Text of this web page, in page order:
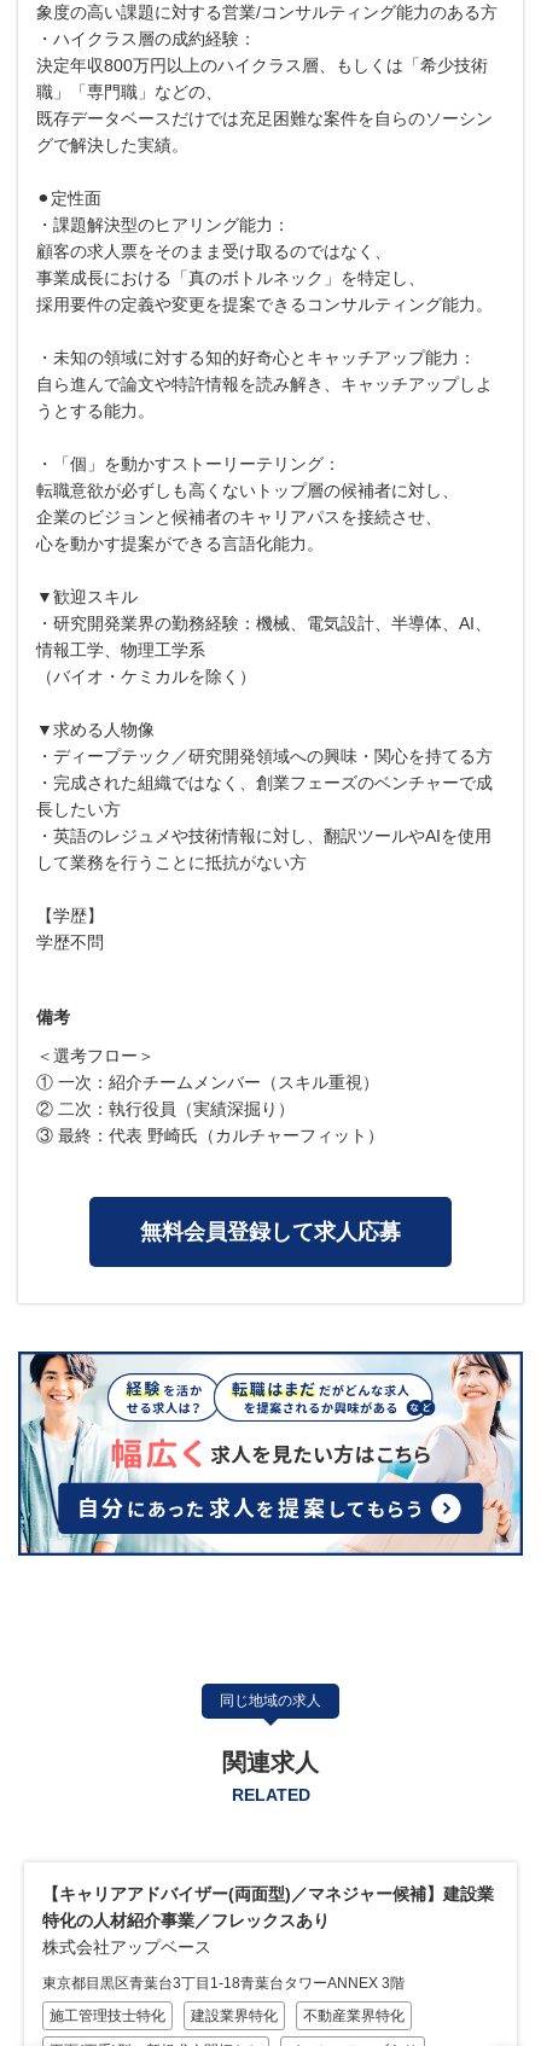
象度の高い課題に対する営業/コンサルティング能力のある方
・ハイクラス層の成約経験：
決定年収800万円以上のハイクラス層、もしくは「希少技術
職」「専門職」などの、
既存データベースだけでは充足困難な案件を自らのソーシン
グで解決した実績。
⚫︎定性面
・課題解決型のヒアリング能力：
顧客の求人票をそのまま受け取るのではなく、
事業成長における「真のボトルネック」を特定し、
採用要件の定義や変更を提案できるコンサルティング能力。
・未知の領域に対する知的好奇心とキャッチアップ能力：
自ら進んで論文や特許情報を読み解き、キャッチアップしよ
うとする能力。
・「個」を動かすストーリーテリング：
転職意欲が必ずしも高くないトップ層の候補者に対し、
企業のビジョンと候補者のキャリアパスを接続させ、
心を動かす提案ができる言語化能力。
▼歓迎スキル
・研究開発業界の勤務経験：機械、電気設計、半導体、AI、
情報工学、物理工学系
（バイオ・ケミカルを除く）
▼求める人物像
・ディープテック／研究開発領域への興味・関心を持てる方
・完成された組織ではなく、創業フェーズのベンチャーで成
長したい方
・英語のレジュメや技術情報に対し、翻訳ツールやAIを使用
して業務を行うことに抵抗がない方
【学歴】
学歴不問
備考
＜選考フロー＞
① 一次：紹介チームメンバー（スキル重視）
② 二次：執行役員（実績深掘り）
③ 最終：代表 野崎氏（カルチャーフィット）
無料会員登録して求人応募
同じ地域の求人
関連求人
RELATED
【キャリアアドバイザー(両面型)／マネジャー候補】建設業
特化の人材紹介事業／フレックスあり
株式会社アップベース
東京都目黒区青葉台3丁目1-18青葉台タワーANNEX 3階
施工管理技士特化
建設業界特化 不動産業界特化